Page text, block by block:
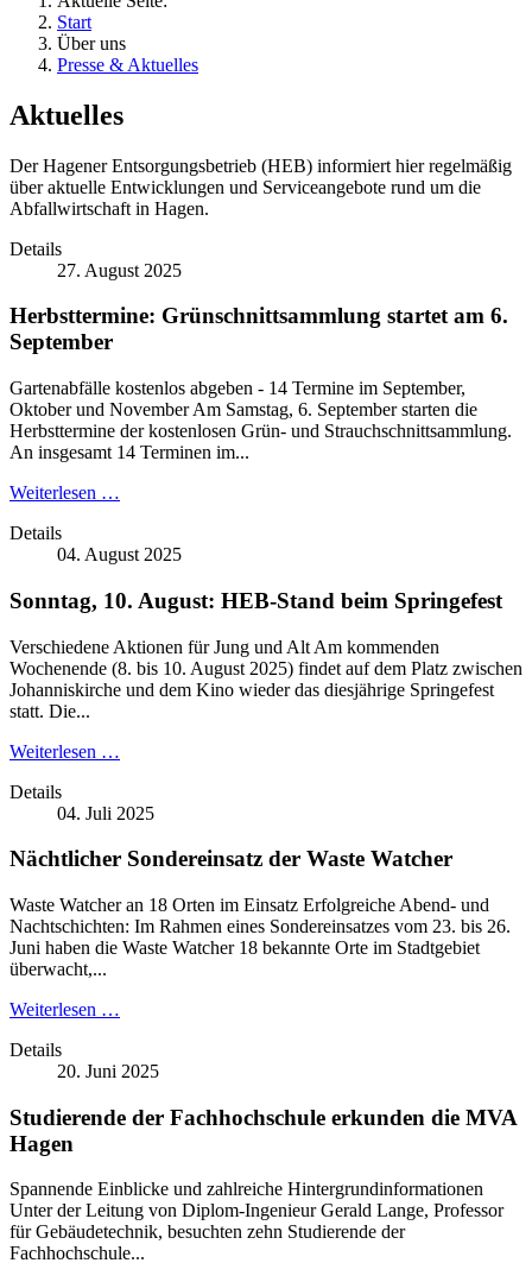
Start
Über uns
Presse & Aktuelles
Aktuelles
Der Hagener Entsorgungsbetrieb (HEB) informiert hier regelmäßig
über aktuelle Entwicklungen und Serviceangebote rund um die
Abfallwirtschaft in Hagen.
Details
27. August 2025
Herbsttermine: Grünschnittsammlung startet am 6.
September
Gartenabfälle kostenlos abgeben - 14 Termine im September,
Oktober und November Am Samstag, 6. September starten die
Herbsttermine der kostenlosen Grün- und Strauchschnittsammlung.
An insgesamt 14 Terminen im...
Weiterlesen …
Details
04. August 2025
Sonntag, 10. August: HEB-Stand beim Springefest
Verschiedene Aktionen für Jung und Alt Am kommenden
Wochenende (8. bis 10. August 2025) findet auf dem Platz zwischen
Johanniskirche und dem Kino wieder das diesjährige Springefest
statt. Die...
Weiterlesen …
Details
04. Juli 2025
Nächtlicher Sondereinsatz der Waste Watcher
Waste Watcher an 18 Orten im Einsatz Erfolgreiche Abend- und
Nachtschichten: Im Rahmen eines Sondereinsatzes vom 23. bis 26.
Juni haben die Waste Watcher 18 bekannte Orte im Stadtgebiet
überwacht,...
Weiterlesen …
Details
20. Juni 2025
Studierende der Fachhochschule erkunden die MVA
Hagen
Spannende Einblicke und zahlreiche Hintergrundinformationen
Unter der Leitung von Diplom-Ingenieur Gerald Lange, Professor
für Gebäudetechnik, besuchten zehn Studierende der
Fachhochschule...